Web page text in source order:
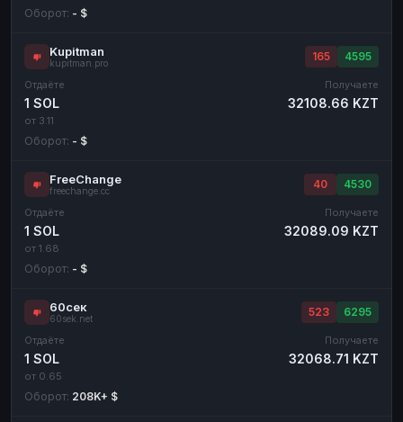
Оборот: - $
Kupitman
kupitman.pro
165 4595
Отдаёте
1 SOL
от 3.11
Получаете
32108.66 KZT
Оборот: - $
FreeChange
freechange.cc
40 4530
Отдаёте
1 SOL
от 1.68
Получаете
32089.09 KZT
Оборот: - $
60сек
60sek.net
523 6295
Отдаёте
1 SOL
от 0.65
Получаете
32068.71 KZT
Оборот: 208K+ $